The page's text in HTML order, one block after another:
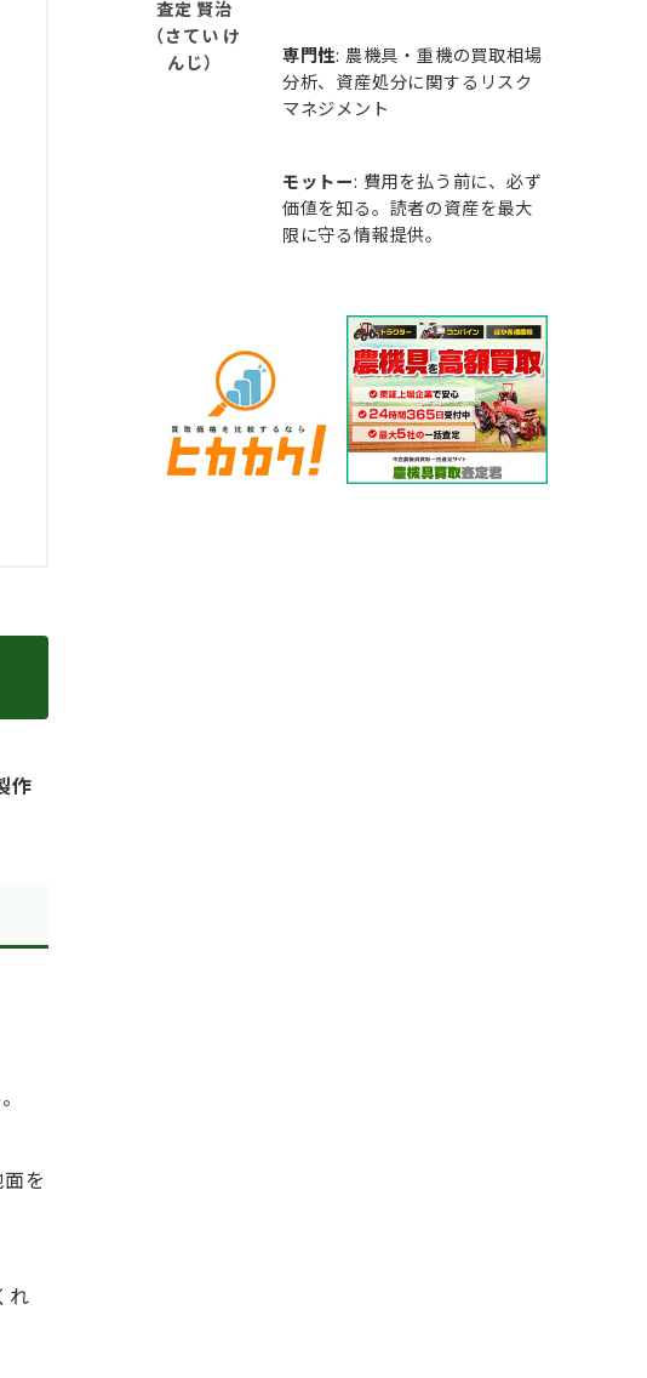
作
を
れ
査定 賢治
（さてい け
んじ）
専門性: 農機具・重機の買取相場
分析、資産処分に関するリスク
マネジメント
モットー: 費用を払う前に、必ず
価値を知る。読者の資産を最大
限に守る情報提供。